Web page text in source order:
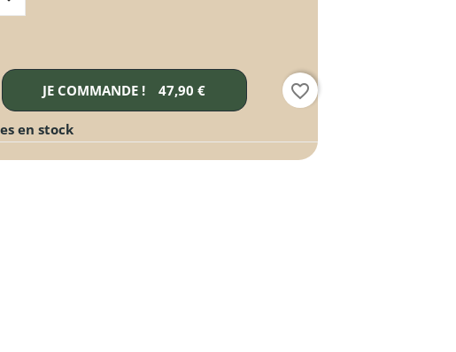
JE COMMANDE ! 47,90 €
favorite_border
en stock